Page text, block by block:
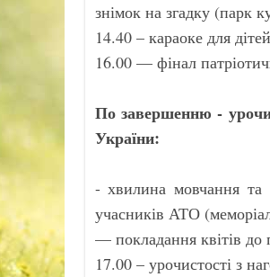
знімок на згадку (парк
14.40 – караоке для
16.00 — фінал
По завершенню -
України:
- хвилина мовчання та
учасників АТО
— покладання квітів до
17.00 – урочистості з